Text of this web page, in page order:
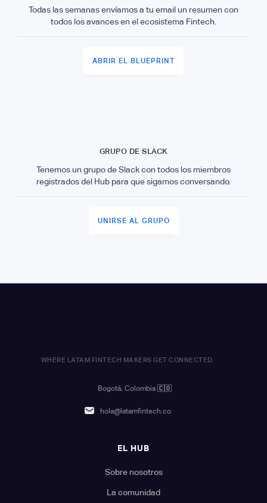
Todas las semanas envíamos a tu email un resumen con
todos los avances en el ecosistema Fintech.
ABRIR EL BLUEPRINT
GRUPO DE SLACK
Tenemos un grupo de Slack con todos los miembros
registrados del Hub para que sigamos conversando.
UNIRSE AL GRUPO
WHERE LATAM FINTECH MAKERS GET CONNECTED.
Bogotá, Colombia 🇨🇴
hola@latamfintech.co
EL HUB
Sobre nosotros
La comunidad